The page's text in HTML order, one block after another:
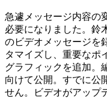
急遽メッセージ内容の
必要になりました。鈴
のビデオメッセージを
タマイズし、重要なポ
グラフィックを追加。
向けて公開。すでに公
せん。ビデオがアップ